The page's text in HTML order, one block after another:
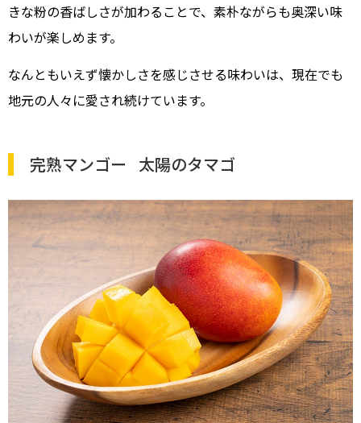
きな粉の香ばしさが加わることで、素朴ながらも奥深い味
わいが楽しめます。
なんともいえず懐かしさを感じさせる味わいは、現在でも
地元の人々に愛され続けています。
完熟マンゴー 太陽のタマゴ